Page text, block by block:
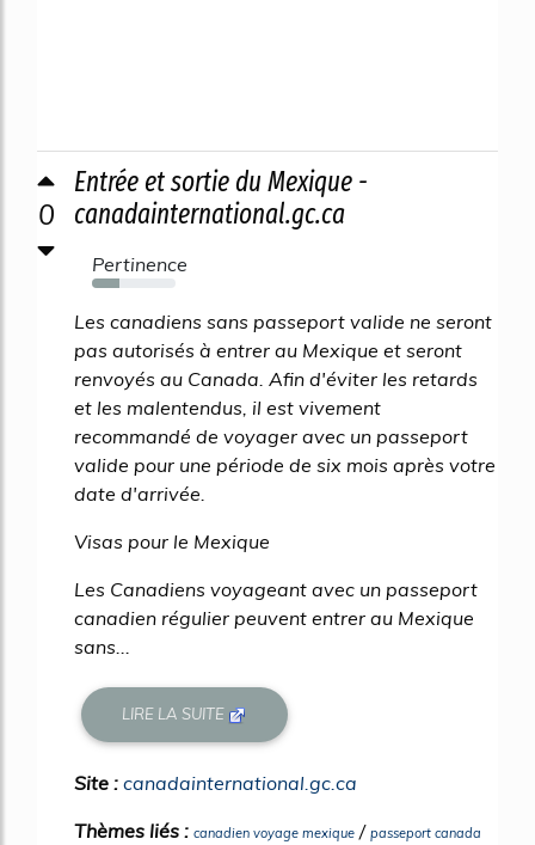
0
Entrée et sortie du Mexique -
canadainternational.gc.ca
Pertinence
33%
Les canadiens sans passeport valide ne seront
pas autorisés à entrer au Mexique et seront
renvoyés au Canada. Afin d'éviter les retards
et les malentendus, il est vivement
recommandé de voyager avec un passeport
valide pour une période de six mois après votre
date d'arrivée.
Visas pour le Mexique
Les Canadiens voyageant avec un passeport
canadien régulier peuvent entrer au Mexique
sans...
LIRE LA SUITE
Site : canadainternational.gc.ca
Thèmes liés : canadien voyage mexique / passeport canada